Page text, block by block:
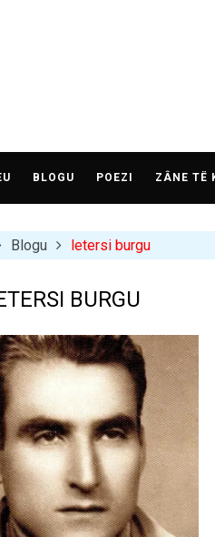
BLOGU POEZI ZÂNE TË
Blogu letersi burgu
BURGU